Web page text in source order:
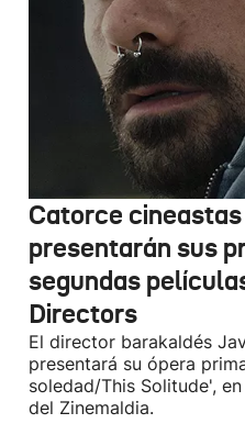
Catorce cineastas
presentarán sus
segundas
Directors
El director barakaldés
presentará su ópera
soledad/This Solitude',
del Zinemaldia.